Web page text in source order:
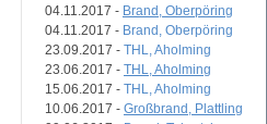
04.11.2017 - Brand, Oberpöring
04.11.2017 - Brand, Oberpöring
23.09.2017 - THL, Aholming
23.06.2017 - THL, Aholming
15.06.2017 - THL, Aholming
10.06.2017 - Großbrand, Plattling